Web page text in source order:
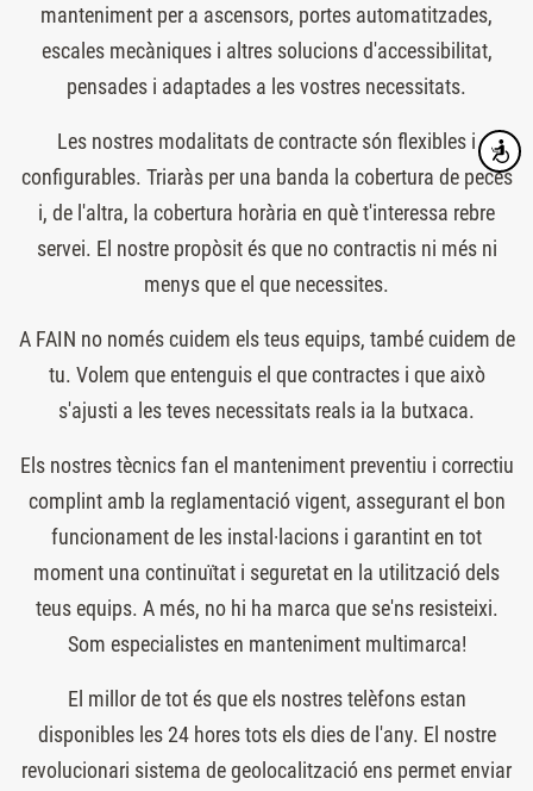
manteniment per a ascensors, portes automatitzades,
escales mecàniques i altres solucions d'accessibilitat,
pensades i adaptades a les vostres necessitats.
Les nostres modalitats de contracte són flexibles i
configurables. Triaràs per una banda la cobertura de peces
i, de l'altra, la cobertura horària en què t'interessa rebre
servei. El nostre propòsit és que no contractis ni més ni
menys que el que necessites.
A FAIN no només cuidem els teus equips, també cuidem de
tu. Volem que entenguis el que contractes i que això
s'ajusti a les teves necessitats reals ia la butxaca.
Els nostres tècnics fan el manteniment preventiu i correctiu
complint amb la reglamentació vigent, assegurant el bon
funcionament de les instal·lacions i garantint en tot
moment una continuïtat i seguretat en la utilització dels
teus equips. A més, no hi ha marca que se'ns resisteixi.
Som especialistes en manteniment multimarca!
El millor de tot és que els nostres telèfons estan
disponibles les 24 hores tots els dies de l'any. El nostre
revolucionari sistema de geolocalització ens permet enviar